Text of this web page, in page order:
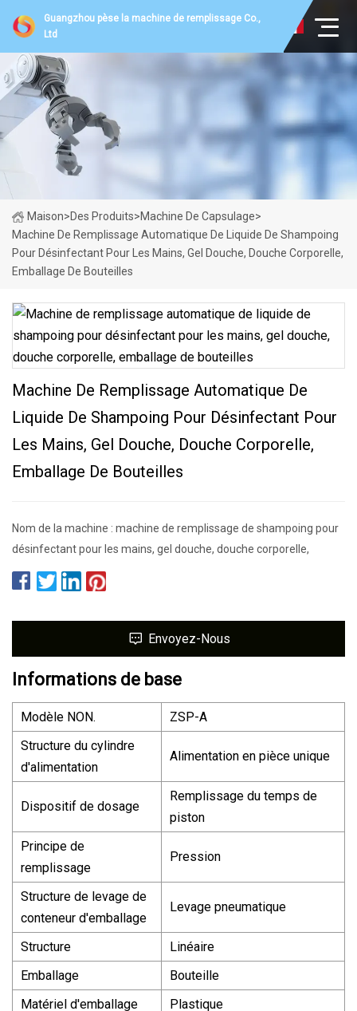
Guangzhou pèse la machine de remplissage Co.,
Ltd
Maison>Des Produits>Machine De Capsulage>
Machine De Remplissage Automatique De Liquide De Shampoing
Pour Désinfectant Pour Les Mains, Gel Douche, Douche Corporelle,
Emballage De Bouteilles
Machine De Remplissage Automatique De
Liquide De Shampoing Pour Désinfectant Pour
Les Mains, Gel Douche, Douche Corporelle,
Emballage De Bouteilles
Nom de la machine : machine de remplissage de shampoing pour
désinfectant pour les mains, gel douche, douche corporelle,
Envoyez-Nous
Informations de base
Modèle NON.
ZSP-A
Structure du cylindre
d'alimentation
Alimentation en pièce unique
Dispositif de dosage
Remplissage du temps de
piston
Principe de
remplissage
Pression
Structure de levage de
conteneur d'emballage
Levage pneumatique
Structure
Linéaire
Emballage
Bouteille
Matériel d'emballage
Plastique